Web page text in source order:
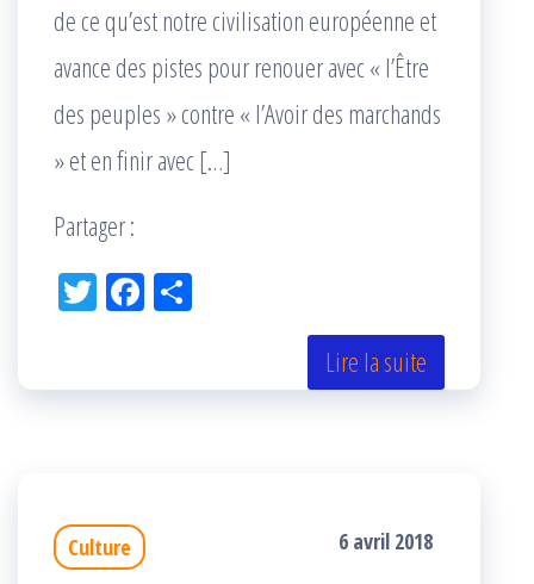
de ce qu’est notre civilisation européenne et
avance des pistes pour renouer avec « l’Être
des peuples » contre « l’Avoir des marchands
» et en finir avec […]
Partager :
Tw Fac
k r
Lire la suite
Culture 6 avril 2018